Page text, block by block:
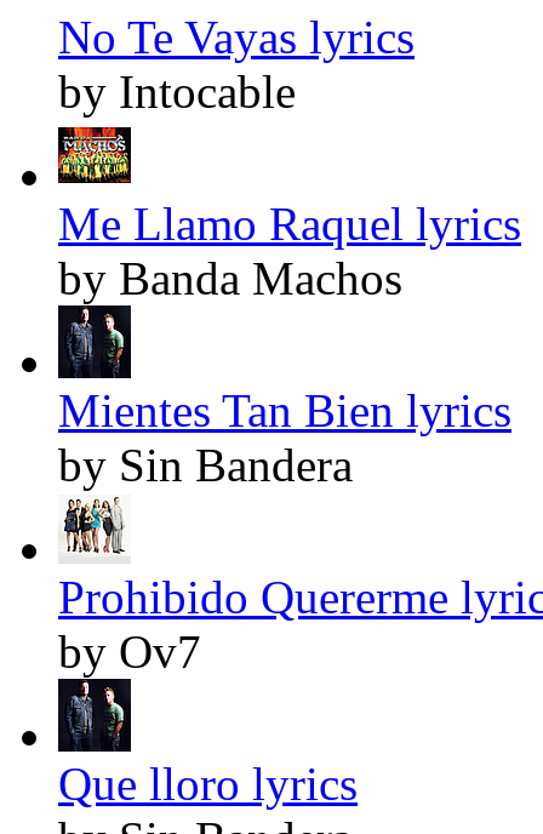
No Te Vayas lyrics
by Intocable
Me Llamo Raquel lyrics
by Banda Machos
Mientes Tan Bien lyrics
by Sin Bandera
Prohibido Quererme
by Ov7
Que lloro lyrics